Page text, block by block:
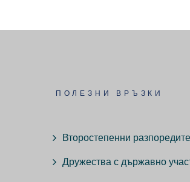
ПОЛЕЗНИ ВРЪЗКИ
Второстепенни
Дружества с държавно